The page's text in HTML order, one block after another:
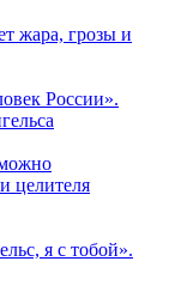
жара, грозы и
России».
целителя
я с тобой».